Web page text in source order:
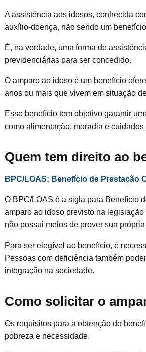
A assistência aos idosos, conhecida
auxílio-doença, não sendo um
É, na verdade, uma forma de
previdenciárias para ser concedido.
O amparo ao idoso é um benefício
anos ou mais que vivem em situação
Esse benefício tem objetivo garantir
como alimentação, moradia e cuidados
Quem tem direito ao
BPC/LOAS: Benefício de Prestação
O BPC/LOAS é a sigla para Benefício
amparo ao idoso previsto na
não possui meios de prover sua
Para ser elegível ao benefício, é
Pessoas com deficiência também
integração na sociedade.
Como solicitar o
Os requisitos para a obtenção do
pobreza e necessidade.